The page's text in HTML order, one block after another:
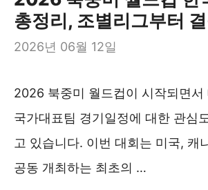
총정리, 조별리그부터
2026년 06월 12일
2026 북중미 월드컵이 시작되면서
국가대표팀 경기일정에 대한 관심
고 있습니다. 이번 대회는 미국, 캐
공동 개최하는 최초의 …